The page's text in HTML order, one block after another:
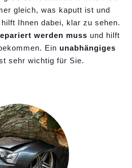
gleich, was kaputt ist und
Ihnen dabei, klar zu sehen.
werden muss und hilft
Ein unabhängiges
sehr wichtig für Sie.